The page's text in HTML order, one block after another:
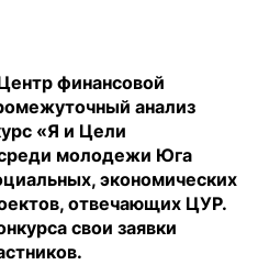
финансовой
анализ
«Я и Цели
среди молодежи Юга
экономических
отвечающих ЦУР.
свои заявки